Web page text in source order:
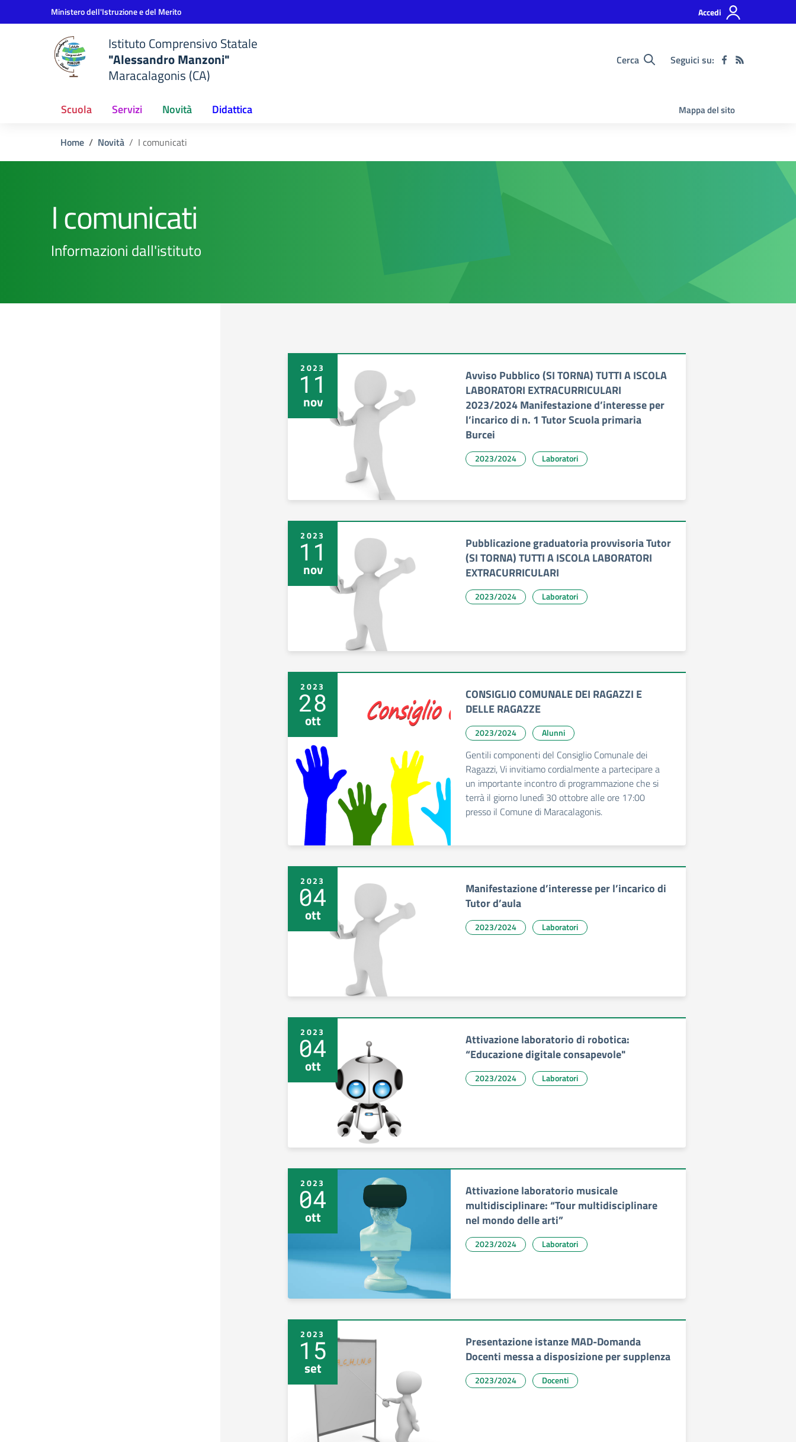
Vai ai contenuti
Vai al menu di navigazioneMinistero dell'Istruzione e del Merito Accedi
Istituto Comprensivo Statale
"Alessandro Manzoni"
Maracalagonis (CA)
Cerca Seguici su:
Scuola Servizi Novità Didattica Mappa del sito
Home Novità I comunicati
I comunicati
Informazioni dall'istituto
2023
11
nov
Avviso Pubblico (SI TORNA) TUTTI A ISCOLA
LABORATORI EXTRACURRICULARI
2023/2024 Manifestazione d’interesse per
l’incarico di n. 1 Tutor Scuola primaria
Burcei
2023/2024 Laboratori
2023
11
nov
Pubblicazione graduatoria provvisoria Tutor
(SI TORNA) TUTTI A ISCOLA LABORATORI
EXTRACURRICULARI
2023/2024 Laboratori
2023
28
ott
CONSIGLIO COMUNALE DEI RAGAZZI E
DELLE RAGAZZE
2023/2024 Alunni
Gentili componenti del Consiglio Comunale dei
Ragazzi, Vi invitiamo cordialmente a partecipare a
un importante incontro di programmazione che si
terrà il giorno lunedì 30 ottobre alle ore 17:00
presso il Comune di Maracalagonis.
2023
04
ott
Manifestazione d’interesse per l’incarico di
Tutor d’aula
2023/2024 Laboratori
2023
04
ott
Attivazione laboratorio di robotica:
“Educazione digitale consapevole"
2023/2024 Laboratori
2023
04
ott
Attivazione laboratorio musicale
multidisciplinare: “Tour multidisciplinare
nel mondo delle arti”
2023/2024 Laboratori
2023
15
set
Presentazione istanze MAD-Domanda
Docenti messa a disposizione per supplenza
2023/2024 Docenti